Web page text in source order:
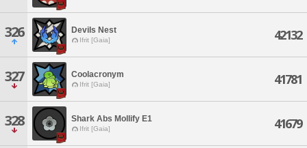
326 Devils Nest
Ifrit [Gaia] 42132
327 Coolacronym
Ifrit [Gaia] 41781
328 Shark Abs Mollify E1
Ifrit [Gaia] 41679